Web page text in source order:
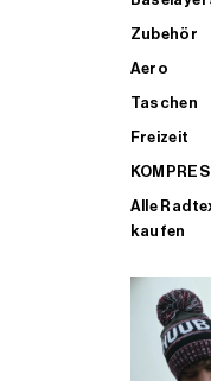
Zubehör
Aero
Taschen
Freizeit
Alle
kaufen